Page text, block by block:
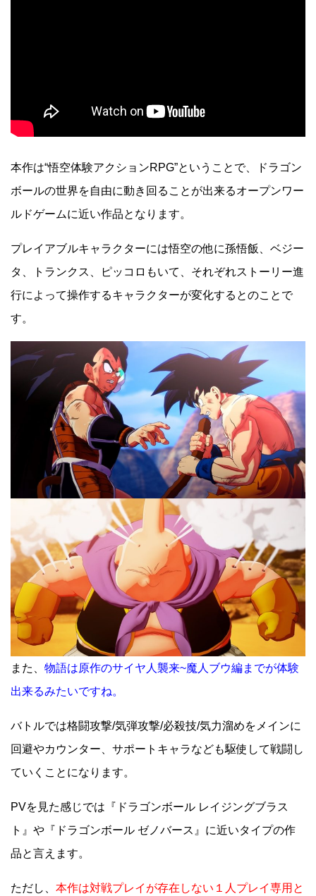
本作は“悟空体験アクションRPG”ということで、ドラゴン
ボールの世界を自由に動き回ることが出来るオープンワー
ルドゲームに近い作品となります。
プレイアブルキャラクターには悟空の他に孫悟飯、ベジー
タ、トランクス、ピッコロもいて、それぞれストーリー進
行によって操作するキャラクターが変化するとのことで
す。
また、 物語は原作のサイヤ人襲来~魔人ブウ編までが体験
出来るみたいですね。
バトルでは格闘攻撃/気弾攻撃/必殺技/気力溜めをメインに
回避やカウンター、サポートキャラなども駆使して戦闘し
ていくことになります。
PVを見た感じでは『ドラゴンボール レイジングブラス
ト』や『ドラゴンボール ゼノバース』に近いタイプの作
品と言えます。
ただし、 本作は対戦プレイが存在しない１人プレイ専用と